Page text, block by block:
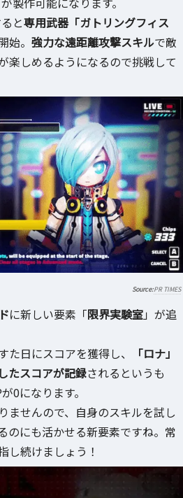
と専用武器「ガトリングフィス
始。 強力な遠距離攻撃スキルで敵
楽しめるようになるので挑戦して
PR TIMES
に新しい要素「限界実験室」が追
た日にスコアを獲得し、
「ロナ」
たスコアが記録されるというも
0になります。
ませんので、自身のスキルを試し
のにも活かせる新要素ですね。常
し続けましょう！